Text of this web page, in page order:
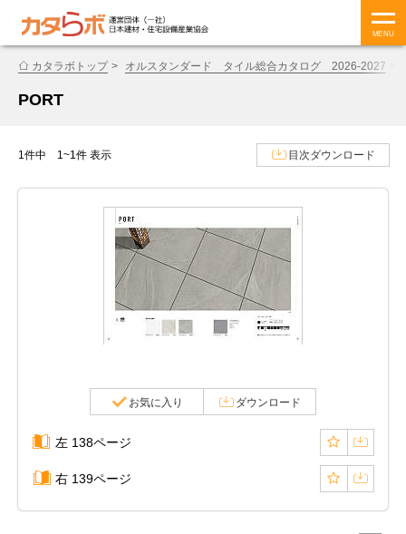
MENU
カタラボトップ オルスタンダード タイル総合カタログ 2026-2027
PORT
1件中 1~1件 表示 目次ダウンロード
お気に入り ダウンロード
左 138ページ
右 139ページ